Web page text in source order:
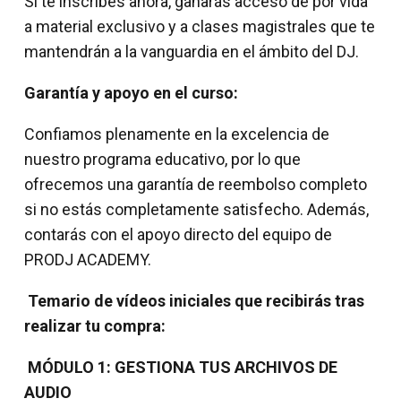
a material exclusivo y a clases magistrales que te
mantendrán a la vanguardia en el ámbito del DJ.
Garantía y apoyo en el curso:
Confiamos plenamente en la excelencia de
nuestro programa educativo, por lo que
ofrecemos una garantía de reembolso completo
si no estás completamente satisfecho. Además,
contarás con el apoyo directo del equipo de
PRODJ ACADEMY.
Temario de vídeos iniciales que recibirás tras
realizar tu compra:
MÓDULO 1: GESTIONA TUS ARCHIVOS DE
AUDIO